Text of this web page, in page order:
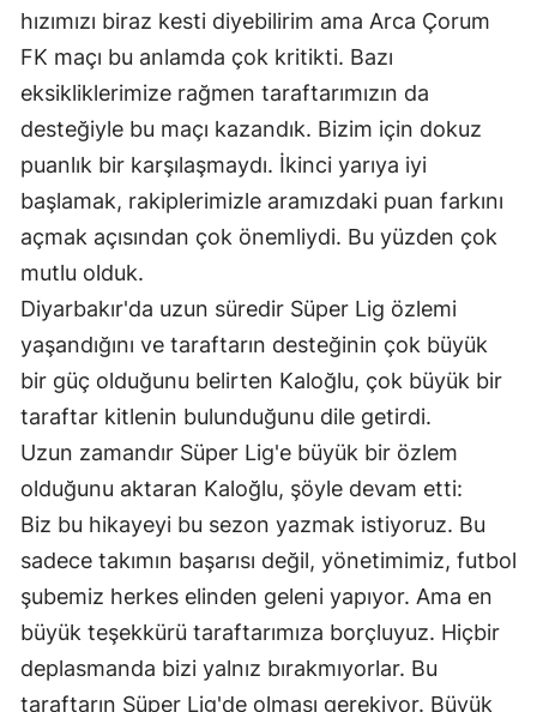
Niğde
Ordu
Sakarya
Samsun
Siirt
Sinop
Sivas
Tekirdağ
Tokat
Trabzon
Tunceli
Şanlıurfa
Uşak
hızımızı biraz kesti diyebilirim ama Arca Çorum
FK maçı bu anlamda çok kritikti. Bazı
eksikliklerimize rağmen taraftarımızın da
desteğiyle bu maçı kazandık. Bizim için dokuz
puanlık bir karşılaşmaydı. İkinci yarıya iyi
başlamak, rakiplerimizle aramızdaki puan farkını
açmak açısından çok önemliydi. Bu yüzden çok
mutlu olduk.
Diyarbakır'da uzun süredir Süper Lig özlemi
yaşandığını ve taraftarın desteğinin çok büyük
bir güç olduğunu belirten Kaloğlu, çok büyük bir
taraftar kitlenin bulunduğunu dile getirdi.
Uzun zamandır Süper Lig'e büyük bir özlem
olduğunu aktaran Kaloğlu, şöyle devam etti:
Biz bu hikayeyi bu sezon yazmak istiyoruz. Bu
sadece takımın başarısı değil, yönetimimiz, futbol
şubemiz herkes elinden geleni yapıyor. Ama en
büyük teşekkürü taraftarımıza borçluyuz. Hiçbir
deplasmanda bizi yalnız bırakmıyorlar. Bu
taraftarın Süper Lig'de olması gerekiyor. Büyük